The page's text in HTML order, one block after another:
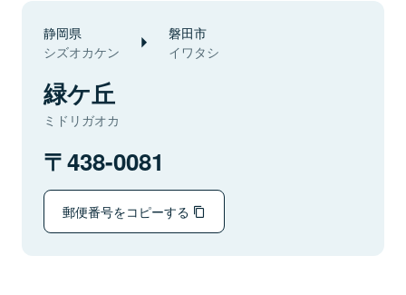
静岡県
シズオカケン
磐田市
イワタシ
緑ケ丘
ミドリガオカ
438-0081
郵便番号をコピーする